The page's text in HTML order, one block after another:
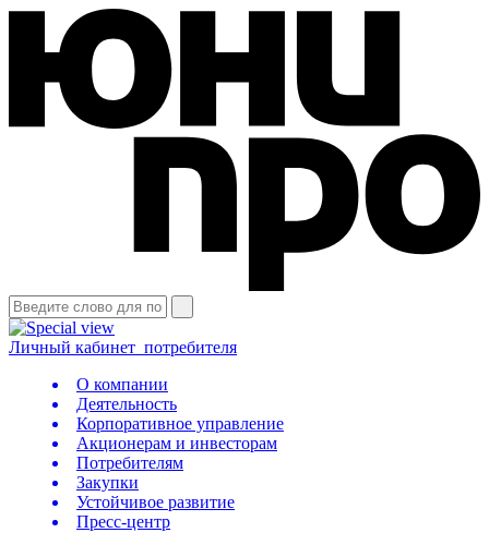
Личный кабинет потребителя
О компании
Деятельность
Корпоративное управление
Акционерам и инвесторам
Потребителям
Закупки
Устойчивое развитие
Пресс-центр